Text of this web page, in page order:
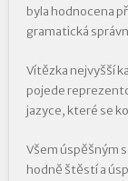
byla hodnocena
gramatická
Vítězka nejvyšší
pojede
jazyce, které se
Všem úspěšným
hodně štěstí a